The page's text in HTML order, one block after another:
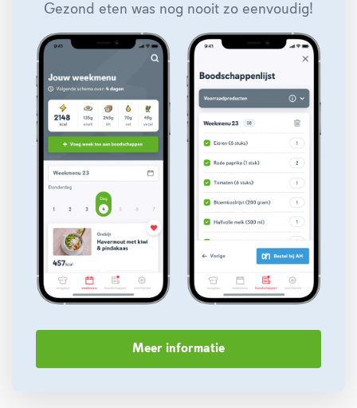
Gezond eten was nog nooit zo eenvoudig!
Meer informatie